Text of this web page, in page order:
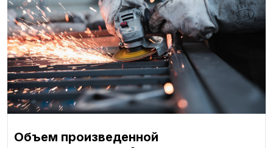
Объем произведенной